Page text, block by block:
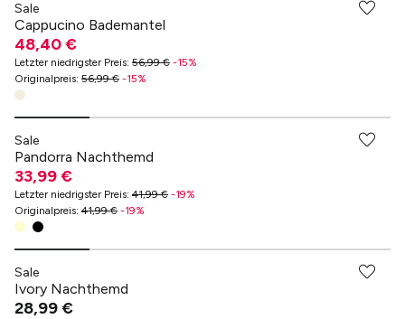
Sale
Cappucino Bademantel
48,40 €
Letzter niedrigster Preis: 56,99 € -15%
Originalpreis: 56,99 € -15%
Sale
Pandorra Nachthemd
33,99 €
Letzter niedrigster Preis: 41,99 € -19%
Originalpreis: 41,99 € -19%
Sale
Ivory Nachthemd
28,99 €